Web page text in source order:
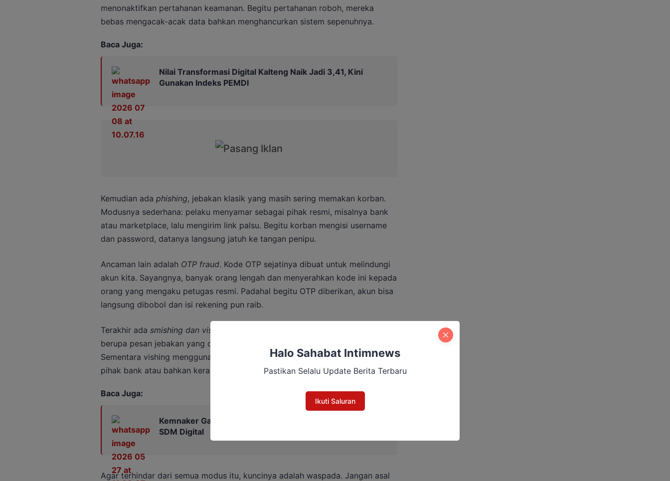
menonaktifkan pertahanan keamanan. Begitu pertahanan roboh, mereka
bebas mengacak-acak data bahkan menghancurkan sistem sepenuhnya.
Baca Juga:
Nilai Transformasi Digital Kalteng Naik Jadi 3,41, Kini
Gunakan Indeks PEMDI
Kemudian ada phishing, jebakan klasik yang masih sering memakan korban.
Modusnya sederhana: pelaku menyamar sebagai pihak resmi, misalnya bank
atau marketplace, lalu mengirim link palsu. Begitu korban mengisi username
dan password, datanya langsung jatuh ke tangan penipu.
Ancaman lain adalah OTP fraud. Kode OTP sejatinya dibuat untuk melindungi
akun kita. Sayangnya, banyak orang lengah dan menyerahkan kode ini kepada
orang yang mengaku petugas resmi. Padahal begitu OTP diberikan, akun bisa
langsung dibobol dan isi rekening pun raib.
Terakhir ada smishing dan vishing
berupa pesan jebakan yang disertai link palsu, misalnya dari jasa ekspedisi.
Sementara vishing menggunakan telepon, di mana pelaku berpura-pura jadi
pihak bank atau bahkan kerabat yang sedang butuh uang mendesak.
Baca Juga:
Kemnaker Gandeng Huawei Hadapi Ledakan Kebutuhan
SDM Digital
Agar terhindar dari semua modus itu, kuncinya adalah waspada. Jangan asal
Halo Sahabat Intimnews
Pastikan Selalu Update Berita Terbaru
Ikuti Saluran